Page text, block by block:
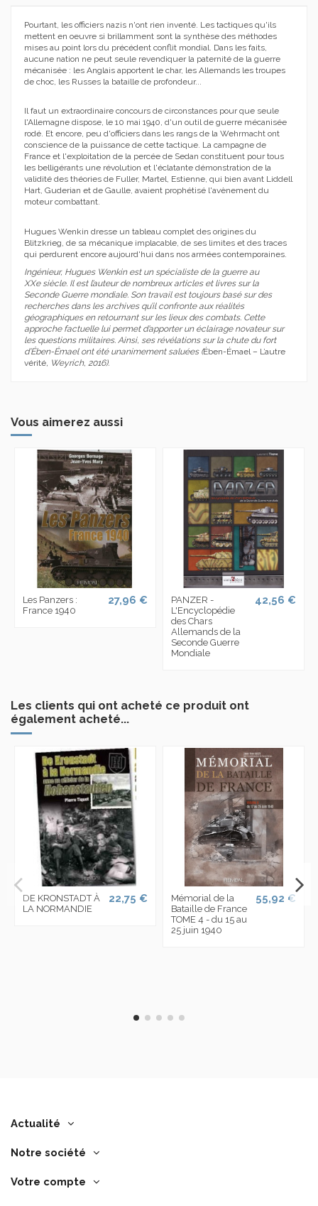
Pourtant, les officiers nazis n'ont rien inventé. Les tactiques qu'ils
mettent en oeuvre si brillamment sont la synthèse des méthodes
mises au point lors du précédent conflit mondial. Dans les faits,
aucune nation ne peut seule revendiquer la paternité de la guerre
mécanisée : les Anglais apportent le char, les Allemands les troupes
de choc, les Russes la bataille de profondeur...
Il faut un extraordinaire concours de circonstances pour que seule
l'Allemagne dispose, le 10 mai 1940, d'un outil de guerre mécanisée
rodé. Et encore, peu d'officiers dans les rangs de la Wehrmacht ont
conscience de la puissance de cette tactique. La campagne de
France et l'exploitation de la percée de Sedan constituent pour tous
les belligérants une révolution et l'éclatante démonstration de la
validité des théories de Fuller, Martel, Estienne, qui bien avant Liddell
Hart, Guderian et de Gaulle, avaient prophétisé l'avènement du
moteur combattant.
Hugues Wenkin dresse un tableau complet des origines du
Blitzkrieg, de sa mécanique implacable, de ses limites et des traces
qui perdurent encore aujourd'hui dans nos armées contemporaines.
Ingénieur, Hugues Wenkin est un spécialiste de la guerre au
XXesiècle. Il est l’auteur de nombreux articles et livres sur la
Seconde Guerre mondiale. Son travail est toujours basé sur des
recherches dans les archives qu’il confronte aux réalités
géographiques en retournant sur les lieux des combats. Cette
approche factuelle lui permet d’apporter un éclairage novateur sur
les questions militaires. Ainsi, ses révélations sur la chute du fort
d’Ében-Émael ont été unanimement saluées (Ében-Émael – L’autre
vérité, Weyrich, 2016).
Vous aimerez aussi
Les Panzers :
France 1940
27,96 €
PANZER -
L'Encyclopédie
des Chars
Allemands de la
Seconde Guerre
Mondiale
42,56 €
Les clients qui ont acheté ce produit ont
également acheté...
DE KRONSTADT À
LA NORMANDIE
22,75 €
Mémorial de la
Bataille de France
TOME 4 - du 15 au
25 juin 1940
55,92 €
Actualité
Notre société
Votre compte